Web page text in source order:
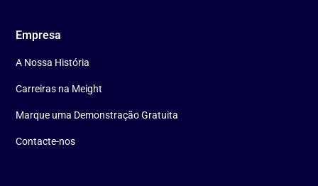
Empresa
A Nossa História
Carreiras na Meight
Marque uma Demonstração Gratuita
Contacte-nos